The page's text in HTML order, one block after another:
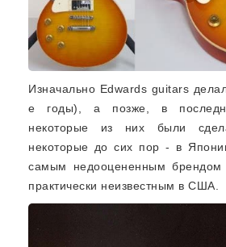
Изначально Edwards guitars
е годы), а позже, в
некоторые из них были
некоторые до сих пор - в
самым недооцененным брендом
практически неизвестным в США.